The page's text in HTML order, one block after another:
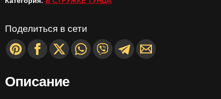
8шт
суши
в
Поделиться в сети
Описание